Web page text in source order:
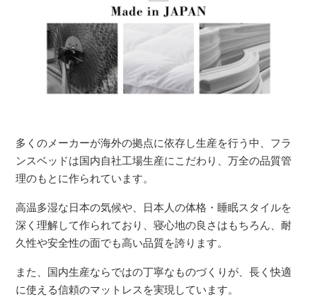
多くのメーカーが海外の拠点に依存し生産を行う中、フラ
ンスベッドは国内自社工場生産にこだわり、万全の品質管
理のもとに作られています。
高温多湿な日本の気候や、日本人の体格・睡眠スタイルを
深く理解して作られており、寝心地の良さはもちろん、耐
久性や安全性の面でも高い品質を誇ります。
また、国内生産ならではの丁寧なものづくりが、長く快適
に使える信頼のマットレスを実現しています。